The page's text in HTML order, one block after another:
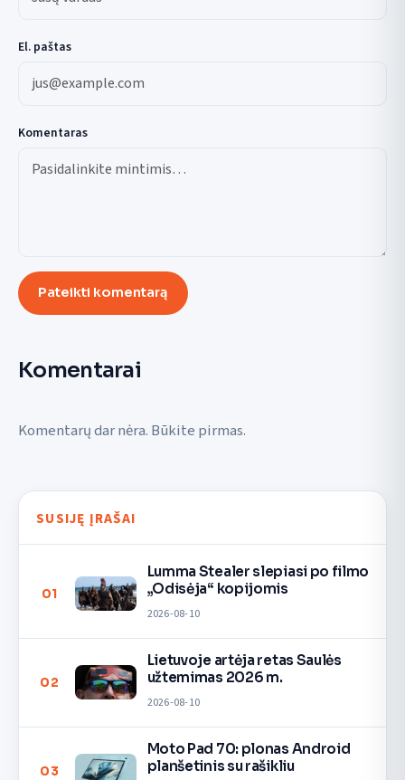
El. paštas
Komentaras
Pateikti komentarą
Komentarai
Komentarų dar nėra. Būkite pirmas.
SUSIJĘ ĮRAŠAI
01
Lumma Stealer slepiasi po filmo
„Odisėja“ kopijomis
2026-08-10
02
Lietuvoje artėja retas Saulės
užtemimas 2026 m.
2026-08-10
03
Moto Pad 70: plonas Android
planšetinis su rašikliu